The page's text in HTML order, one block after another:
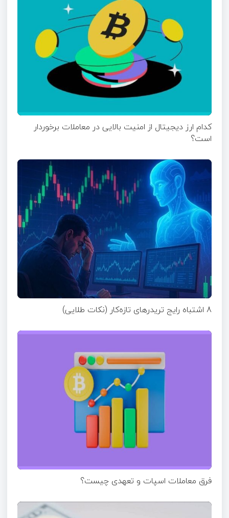
کدام ارز دیجیتال از امنیت بالایی در معاملات برخوردار
است؟
8 اشتباه رایج تریدرهای تازه‌کار (نکات طلایی)
فرق معاملات اسپات و تعهدی چیست؟